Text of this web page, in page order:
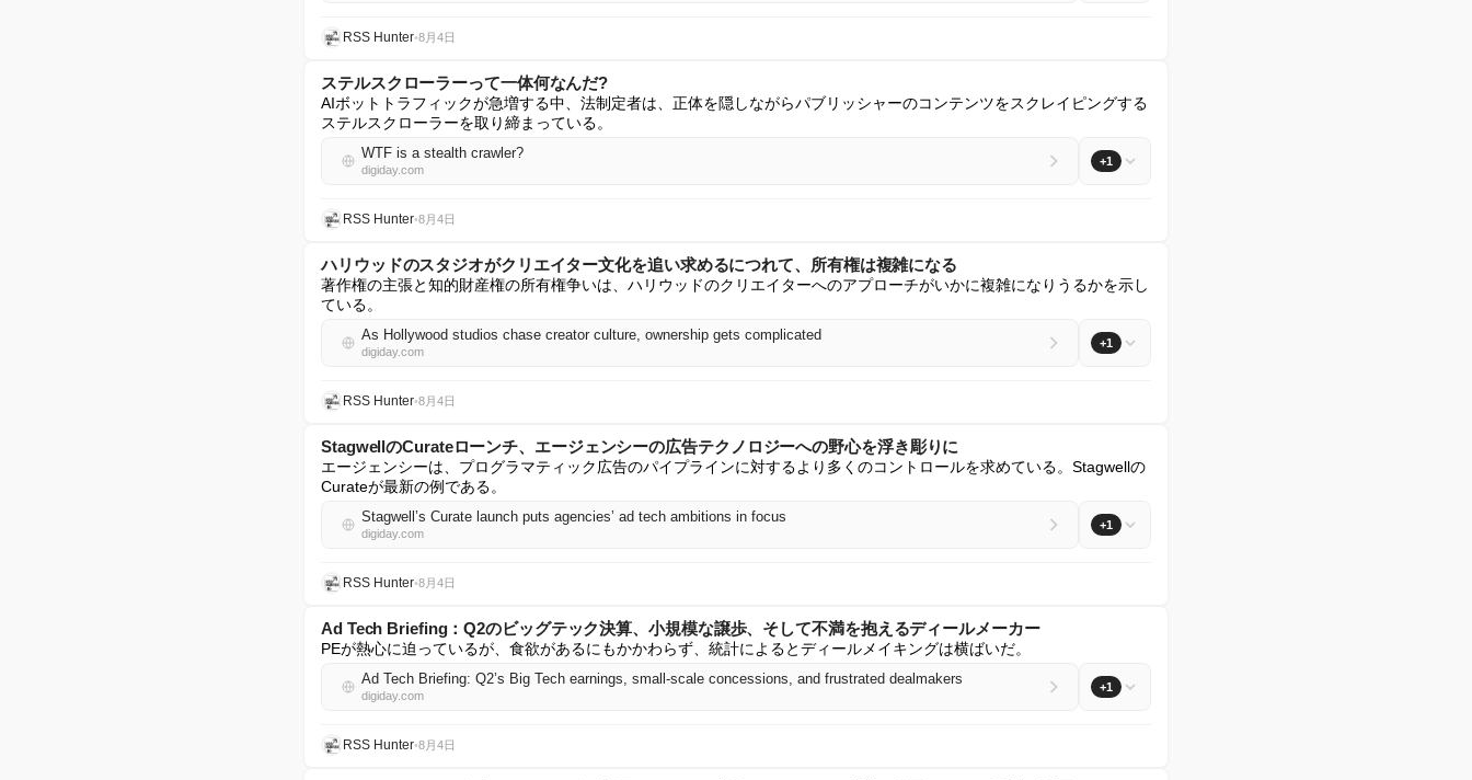
RSS Hunter•8月4日
ステルスクローラーって一体何なんだ?
AIボットトラフィックが急増する中、法制定者は、正体を隠しながらパブリッシャーのコンテンツをスクレイピングする
ステルスクローラーを取り締まっている。
WTF is a stealth crawler?
digiday.com
+1
RSS Hunter•8月4日
ハリウッドのスタジオがクリエイター文化を追い求めるにつれて、所有権は複雑になる
著作権の主張と知的財産権の所有権争いは、ハリウッドのクリエイターへのアプローチがいかに複雑になりうるかを示し
ている。
As Hollywood studios chase creator culture, ownership gets complicated
digiday.com
+1
RSS Hunter•8月4日
StagwellのCurateローンチ、エージェンシーの広告テクノロジーへの野心を浮き彫りに
エージェンシーは、プログラマティック広告のパイプラインに対するより多くのコントロールを求めている。Stagwellの
Curateが最新の例である。
Stagwell’s Curate launch puts agencies’ ad tech ambitions in focus
digiday.com
+1
RSS Hunter•8月4日
Ad Tech Briefing：Q2のビッグテック決算、小規模な譲歩、そして不満を抱えるディールメーカー
PEが熱心に迫っているが、食欲があるにもかかわらず、統計によるとディールメイキングは横ばいだ。
Ad Tech Briefing: Q2’s Big Tech earnings, small-scale concessions, and frustrated dealmakers
digiday.com
+1
RSS Hunter•8月4日